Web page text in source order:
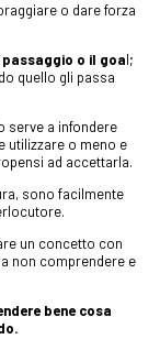
o dare forza
o il goal;
quello gli passa
serve a infondere
utilizzare o meno e
ad accettarla.
sono facilmente
un concetto con
non comprendere e
bene cosa